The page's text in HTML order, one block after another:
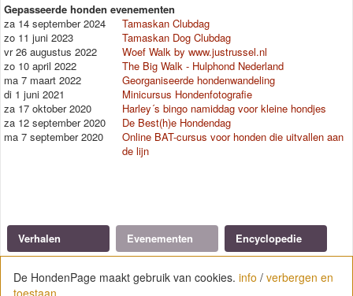
Gepasseerde honden evenementen
za 14 september 2024
Tamaskan Clubdag
zo 11 juni 2023
Tamaskan Dog Clubdag
vr 26 augustus 2022
Woef Walk by www.justrussel.nl
zo 10 april 2022
The Big Walk - Hulphond Nederland
ma 7 maart 2022
Georganiseerde hondenwandeling
di 1 juni 2021
Minicursus Hondenfotografie
za 17 oktober 2020
Harley´s bingo namiddag voor kleine hondjes
za 12 september 2020
De Best(h)e Hondendag
ma 7 september 2020
Online BAT-cursus voor honden die uitvallen aan
de lijn
Verhalen Evenementen Encyclopedie
Herplaatsers
De HondenPage maakt gebruik van cookies. info / verbergen en
toestaan
De HondenPage maakt gebruik van cookies. info / verbergen en
toestaan